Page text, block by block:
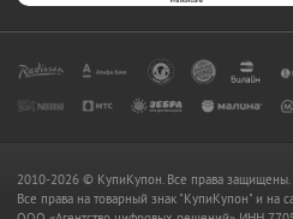
2010-2026 © КупиКупон. Все права защищены.
Все права на товарный знак "КупиКупон" и на